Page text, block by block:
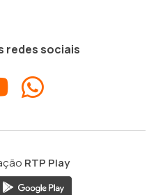
redes sociais
RTP Play